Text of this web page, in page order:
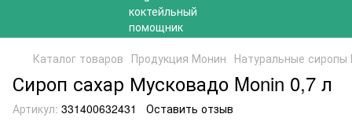
Каталог товаров Продукция Монин Натуральные
Сироп сахар Мусковадо Monin 0,7 л
Артикул: 331400632431 Оставить отзыв